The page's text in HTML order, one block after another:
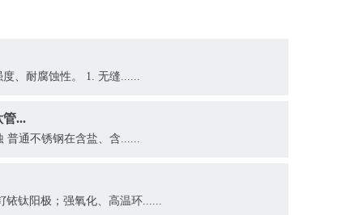
、耐腐蚀性。 1. 无缝......
...
普通不锈钢在含盐、含......
铱钛阳极；强氧化、高温环......